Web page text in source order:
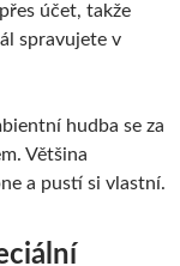
účet, takže
spravujete v
hudba se za
Většina
a pustí si vlastní.